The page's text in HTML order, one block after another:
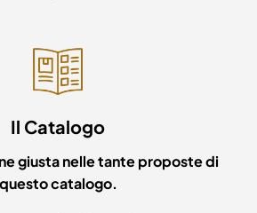
Il Catalogo
giusta nelle tante proposte di
questo catalogo.